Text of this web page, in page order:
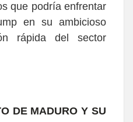
que podría enfrentar
en su ambicioso
rápida del sector
DE MADURO Y SU